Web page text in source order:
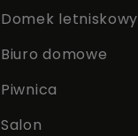
Domek letniskowy
Biuro domowe
Piwnica
Salon